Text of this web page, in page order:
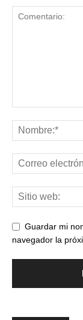
Guardar mi
navegador la